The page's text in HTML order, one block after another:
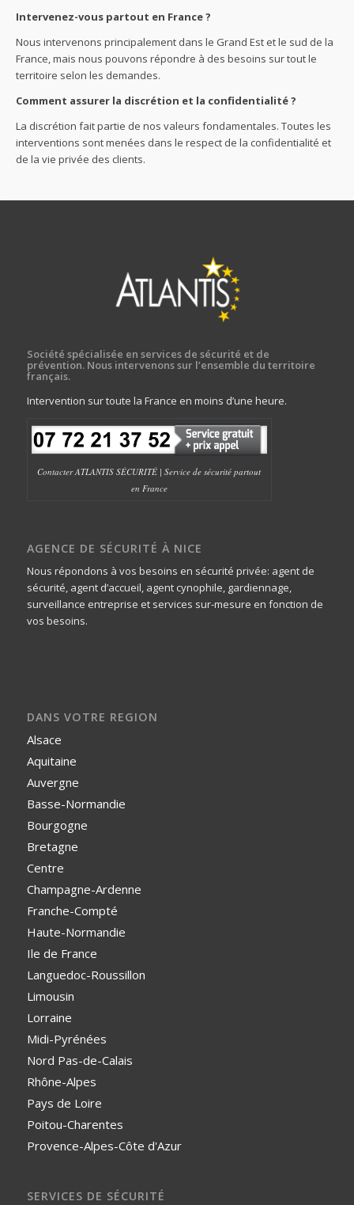
Intervenez-vous partout en France ?
Nous intervenons principalement dans le Grand Est et le sud de la
France, mais nous pouvons répondre à des besoins sur tout le
territoire selon les demandes.
Comment assurer la discrétion et la confidentialité ?
La discrétion fait partie de nos valeurs fondamentales. Toutes les
interventions sont menées dans le respect de la confidentialité et
de la vie privée des clients.
Société spécialisée en services de sécurité et de
prévention. Nous intervenons sur l’ensemble du territoire
français.
Intervention sur toute la France en moins d’une heure.
Contacter ATLANTIS SÉCURITÉ | Service de sécurité partout
en France
AGENCE DE SÉCURITÉ À NICE
Nous répondons à vos besoins en sécurité privée: agent de
sécurité, agent d’accueil, agent cynophile, gardiennage,
surveillance entreprise et services sur-mesure en fonction de
vos besoins.
DANS VOTRE REGION
Alsace
Aquitaine
Auvergne
Basse-Normandie
Bourgogne
Bretagne
Centre
Champagne-Ardenne
Franche-Compté
Haute-Normandie
Ile de France
Languedoc-Roussillon
Limousin
Lorraine
Midi-Pyrénées
Nord Pas-de-Calais
Rhône-Alpes
Pays de Loire
Poitou-Charentes
Provence-Alpes-Côte d'Azur
SERVICES DE SÉCURITÉ